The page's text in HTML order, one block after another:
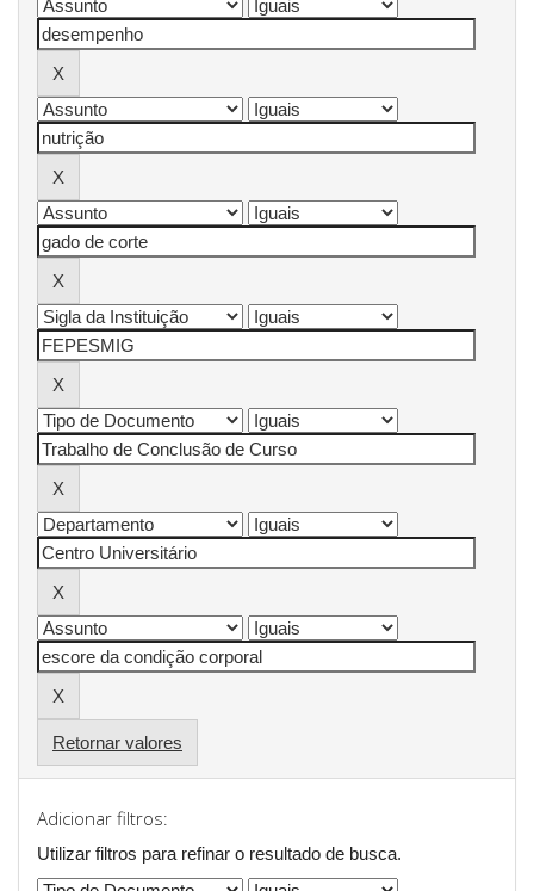
Retornar valores
Adicionar filtros:
Utilizar filtros para refinar o resultado de busca.